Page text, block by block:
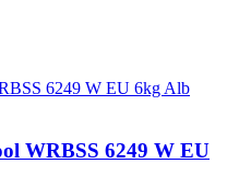
WRBSS 6249 W EU